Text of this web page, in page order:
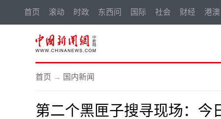
首页 滚动 时政 东西问 国际 社会 财经 港澳
首页 → 国内新闻
第二个黑匣子搜寻现场：今